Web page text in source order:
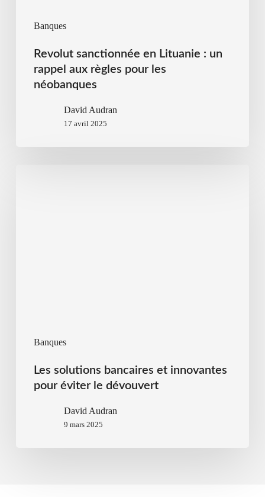
Banques
Revolut sanctionnée en Lituanie : un
rappel aux règles pour les
néobanques
David Audran
17 avril 2025
Banques
Les solutions bancaires et innovantes
pour éviter le dévouvert
David Audran
9 mars 2025